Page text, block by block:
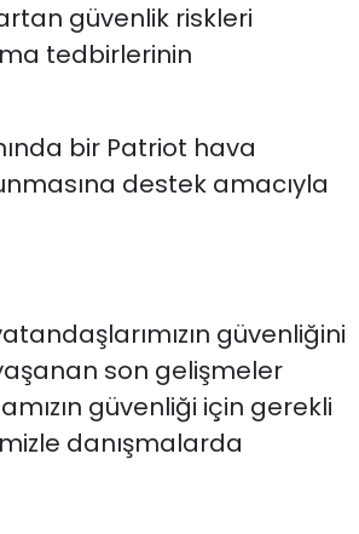
güvenlik riskleri
tedbirlerinin
bir Patriot hava
destek amacıyla
güvenliğini
son gelişmeler
güvenliği için gerekli
danışmalarda